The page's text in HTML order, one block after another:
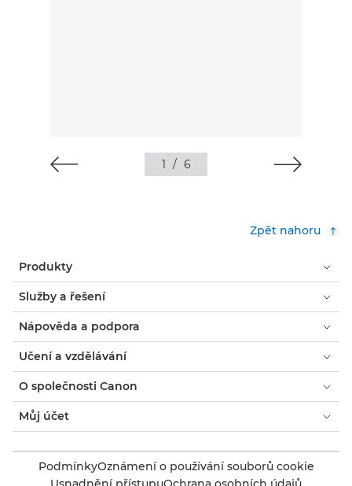
1 / 6
Zpět nahoru
Produkty
Služby a řešení
Nápověda a podpora
Učení a vzdělávání
O společnosti Canon
Můj účet
PodmínkyOznámení o používání souborů cookie